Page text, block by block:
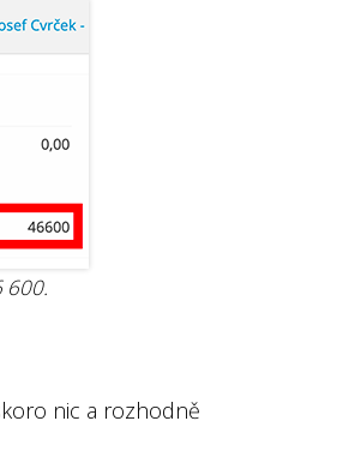
600.
nic a rozhodně